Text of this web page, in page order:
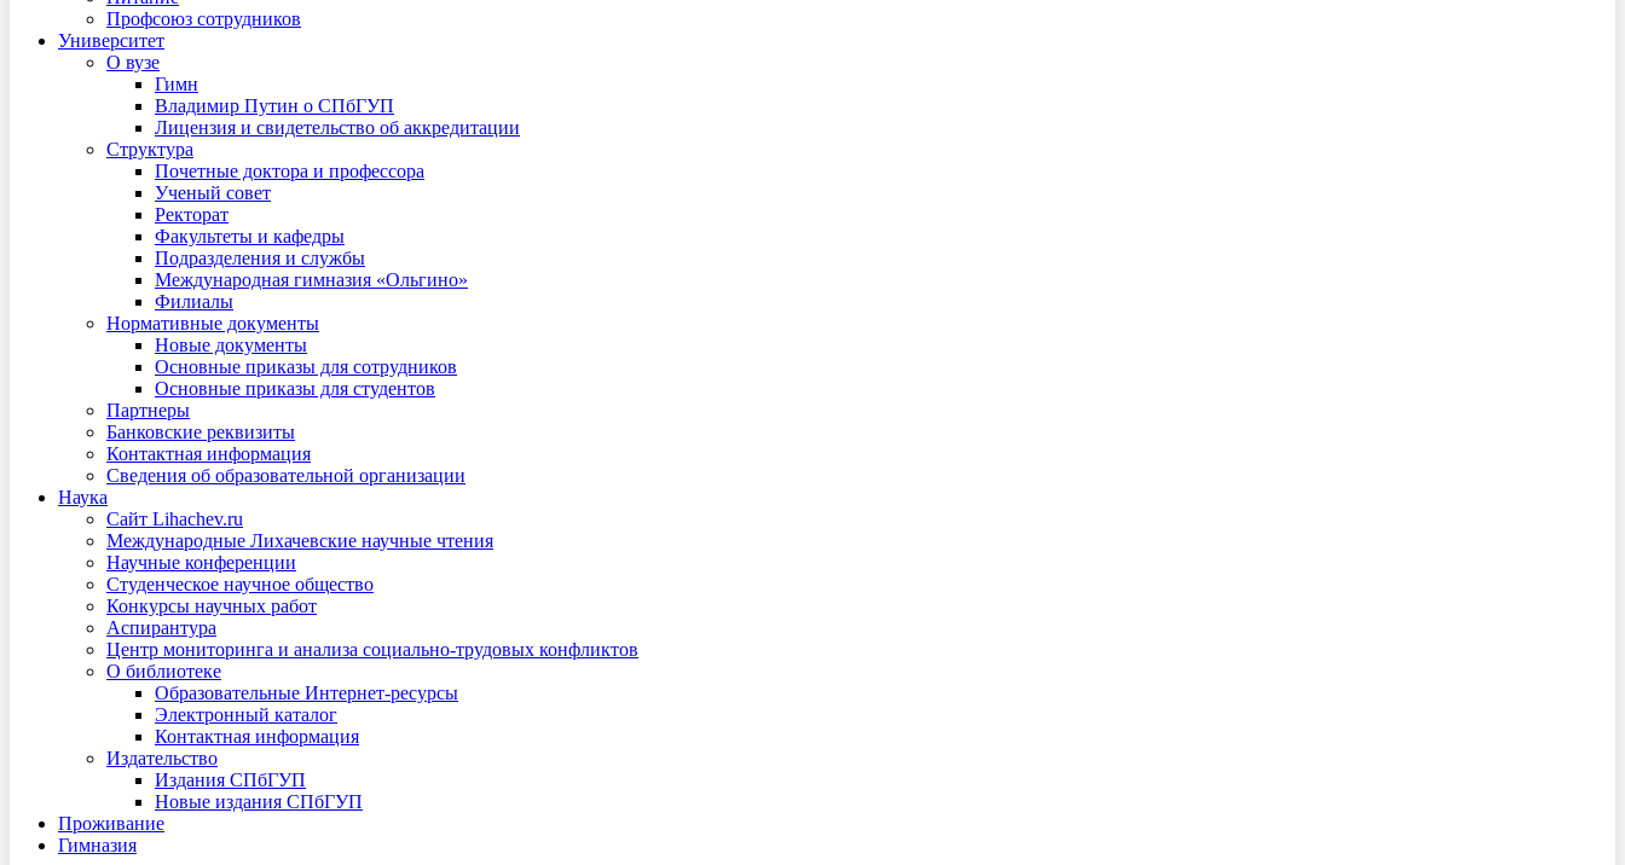
Профсоюз сотрудников
Университет
О вузе
Гимн
Владимир Путин о СПбГУП
Лицензия и свидетельство об аккредитации
Структура
Почетные доктора и профессора
Ученый совет
Ректорат
Факультеты и кафедры
Подразделения и службы
Международная гимназия «Ольгино»
Филиалы
Нормативные документы
Новые документы
Основные приказы для сотрудников
Основные приказы для студентов
Партнеры
Банковские реквизиты
Контактная информация
Сведения об образовательной организации
Наука
Сайт Lihachev.ru
Международные Лихачевские научные чтения
Научные конференции
Студенческое научное общество
Конкурсы научных работ
Аспирантура
Центр мониторинга и анализа социально-трудовых конфликтов
О библиотеке
Образовательные Интернет-ресурсы
Электронный каталог
Контактная информация
Издательство
Издания СПбГУП
Новые издания СПбГУП
Проживание
Гимназия